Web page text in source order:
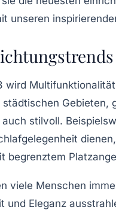
wird Multifunktionalität
städtischen Gebieten,
stilvoll.
begrenztem
viele Menschen
und Eleganz